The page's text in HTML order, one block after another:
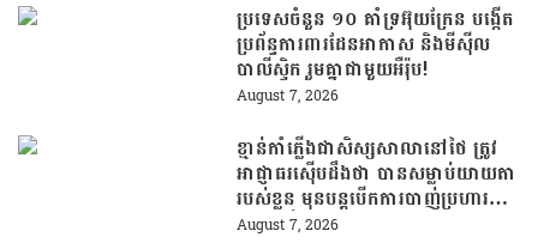
ប្រទេសចំនួន ១០ គាំទ្រអ៊ុយក្រែន បង្កើត
ប្រព័ន្ធការពារដែនអាកាស និងមីស៊ីល
បាលីស្ទិក រួមគ្នាជាមួយអឺរ៉ុប!
August 7, 2026
ខ្មាន់កាំភ្លើងជាសិស្សសាលានៅថៃ ត្រូវ
អាជ្ញាធរស៊ើបដឹងថា បានសម្លាប់យាយតា
របស់ខ្លួន មុនបន្តបើកការបាញ់ប្រហារនៅ
សាលារៀន
August 7, 2026